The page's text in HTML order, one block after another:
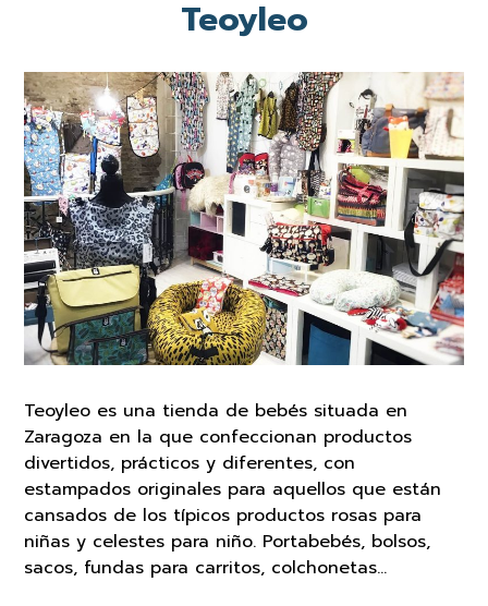
Teoyleo
Teoyleo es una tienda de bebés situada en
Zaragoza en la que confeccionan productos
divertidos, prácticos y diferentes, con
estampados originales para aquellos que están
cansados de los típicos productos rosas para
niñas y celestes para niño. Portabebés, bolsos,
sacos, fundas para carritos, colchonetas…